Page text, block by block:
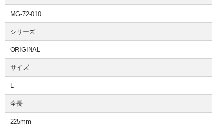
MG-72-010
シリーズ
ORIGINAL
サイズ
L
全長
225mm